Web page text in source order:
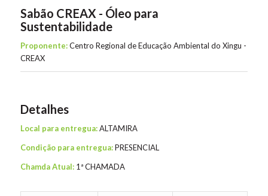
Sabão CREAX - Óleo para
Sustentabilidade
Proponente:Centro Regional de Educação Ambiental do Xingu -
CREAX
Detalhes
Local para entregua:ALTAMIRA
Condição para entregua:PRESENCIAL
Chamda Atual: 1ª CHAMADA